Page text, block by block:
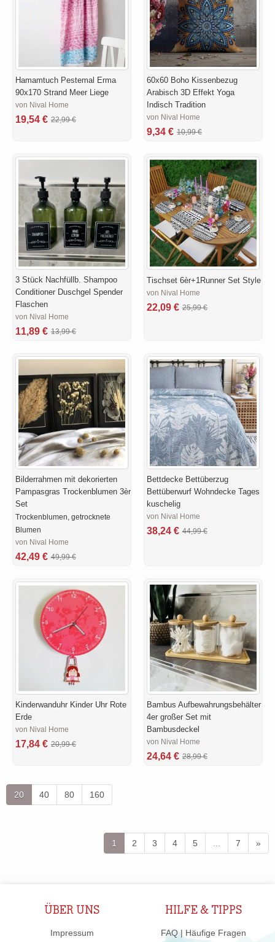
Hamamtuch Pestemal Erma
90x170 Strand Meer Liege
von Nival Home
19,54 € 22,99 €
60x60 Boho Kissenbezug
Arabisch 3D Effekt Yoga
Indisch Tradition
von Nival Home
9,34 € 10,99 €
3 Stück Nachfüllb. Shampoo
Conditioner Duschgel Spender
Flaschen
von Nival Home
11,89 € 13,99 €
Tischset 6èr+1Runner Set Style
von Nival Home
22,09 € 25,99 €
Bilderrahmen mit dekorierten
Pampasgras Trockenblumen 3èr
Set
Trockenblumen, getrocknete
Blumen
von Nival Home
42,49 € 49,99 €
Bettdecke Bettüberzug
Bettüberwurf Wohndecke Tages
kuschelig
von Nival Home
38,24 € 44,99 €
Kinderwanduhr Kinder Uhr Rote
Erde
von Nival Home
17,84 € 20,99 €
Bambus Aufbewahrungsbehälter
4er großer Set mit
Bambusdeckel
von Nival Home
24,64 € 28,99 €
20 40 80 160
1 2 3 4 5 7 »
ÜBER UNS
Impressum
HILFE & TIPPS
FAQ | Häufige Fragen